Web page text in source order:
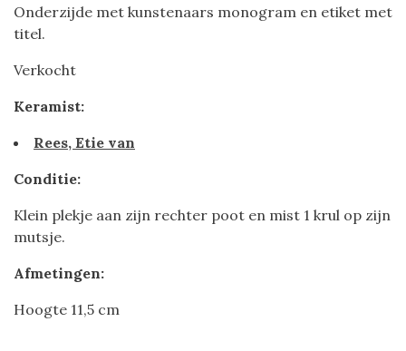
Onderzijde met kunstenaars monogram en etiket met
titel.
Verkocht
Keramist:
Rees, Etie van
Conditie:
Klein plekje aan zijn rechter poot en mist 1 krul op zijn
mutsje.
Afmetingen:
Hoogte 11,5 cm